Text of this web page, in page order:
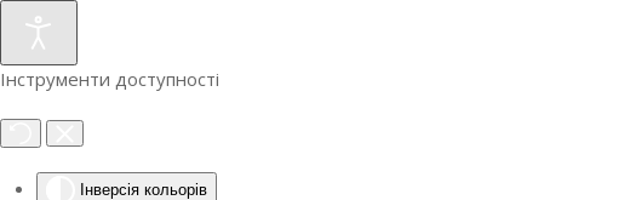
Інструменти доступності
Інверсія кольорів